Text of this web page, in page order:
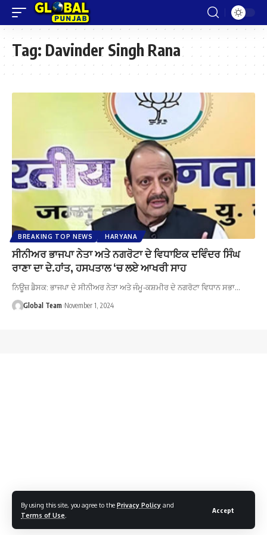
By using this site, you agree to the Privacy Policy and
Terms of Use
Accept
Tag: Davinder Singh Rana
BREAKING TOP NEWS HARYANA
ਸੀਨੀਅਰ ਭਾਜਪਾ ਨੇਤਾ ਅਤੇ ਨਗਰੋਟਾ ਦੇ ਵਿਧਾਇਕ ਦਵਿੰਦਰ ਸਿੰਘ
ਰਾਣਾ ਦਾ ਦੇ.ਹਾਂਤ, ਹਸਪਤਾਲ ‘ਚ ਲਏ ਆਖਰੀ ਸਾਹ
ਨਿਊਜ਼ ਡੈਸਕ: ਭਾਜਪਾ ਦੇ ਸੀਨੀਅਰ ਨੇਤਾ ਅਤੇ ਜੰਮੂ-ਕਸ਼ਮੀਰ ਦੇ ਨਗਰੋਟਾ ਵਿਧਾਨ ਸਭਾ…
Global Team November 1, 2024